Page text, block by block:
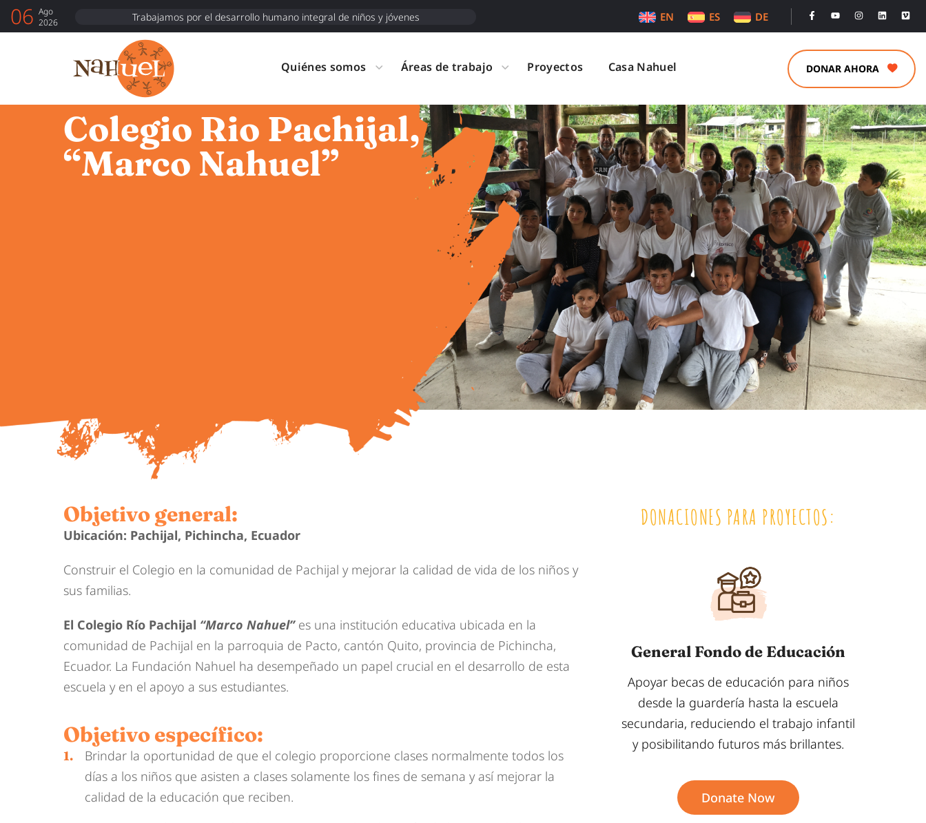
06 Ago
2026
Trabajamos por el desarrollo humano integral de niños y jóvenes EN ES DE
Quiénes somos Áreas de trabajo Proyectos Casa Nahuel DONAR AHORA
Colegio Rio Pachijal,
“Marco Nahuel”
Objetivo general:
Ubicación: Pachijal, Pichincha, Ecuador
Construir el Colegio en la comunidad de Pachijal y mejorar la calidad de vida de los niños y
sus familias.
El Colegio Río Pachijal “Marco Nahuel”es una institución educativa ubicada en la
comunidad de Pachijal en la parroquia de Pacto, cantón Quito, provincia de Pichincha,
Ecuador. La Fundación Nahuel ha desempeñado un papel crucial en el desarrollo de esta
escuela yen el apoyo a sus estudiantes.
Objetivo específico:
Brindar la oportunidad de que el colegio proporcione clases normalmente todos los
días a los niños que asisten a clases solamente los fines de semana y así mejorar la
calidad de la educación que reciben.
DONACIONES PARA PROYECTOS:
General Fondo de Educación
Apoyar becas de educación para niños
desde la guardería hasta la escuela
secundaria, reduciendo el trabajo infantil
y posibilitando futuros más brillantes.
Donate Now